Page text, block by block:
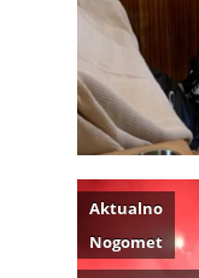
Aktualno
Nogomet